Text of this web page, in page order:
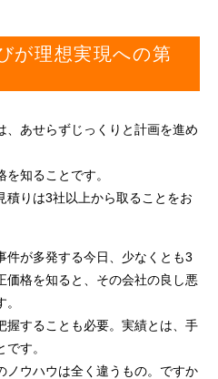
が理想実現への第
、あせらずじっくりと計画を進め
知ることです。
積りは3社以上から取ることをお
件が多発する今日、少なくとも3
価格を知ると、その会社の良し悪
握することも必要。実績とは、手
す。
ノウハウは全く違うもの。ですか